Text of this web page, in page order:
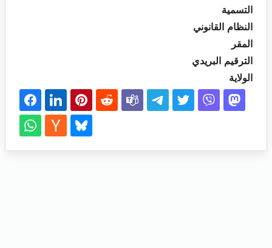
التسمية
النظام القانوني
المقر
الترقيم البريدي
الولاية